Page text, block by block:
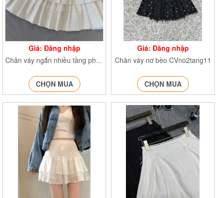
Giá: Đăng nhập
Chân váy ngắn nhiều tầng phối ren CVtangrendinhno6967
CHỌN MUA
Giá: Đăng nhập
Chân váy nơ bèo CVno2tang11
CHỌN MUA